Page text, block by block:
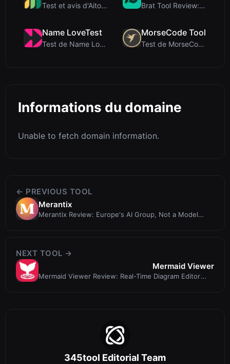
Test et avis d'Aitools Test : un détecteur d'IA gr... Brat Tool Review: Free Charli XCX Style Brat Text ...
Name LoveTest
Test de Name LoveTest : un calculateur d'amour axé...
MorseCode Tool
Test de MorseCode Tool : Convertisseur en ligne gr...
Informations du domaine
Unable to fetch domain information.
← PREVIOUS TOOL
Merantix
Merantix Review: Europe's AI Group, Not a Model
NEXT TOOL →
Mermaid Viewer
Mermaid Viewer Review: Real-Time Diagram Editor
345tool Editorial Team